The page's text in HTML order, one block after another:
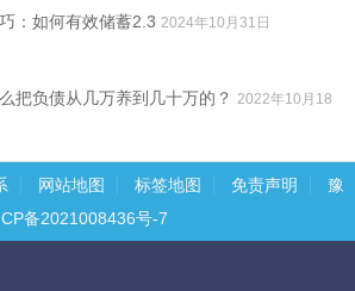
：如何有效储蓄2.3 2024年10月31日
把负债从几万养到几十万的？ 2022年10月18
网站地图 标签地图 免责声明
豫
备2021008436号-7